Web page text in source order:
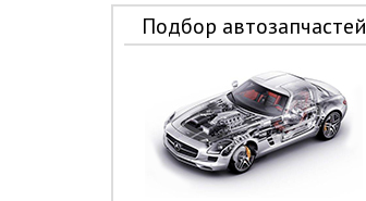
Подбор автозапчастей